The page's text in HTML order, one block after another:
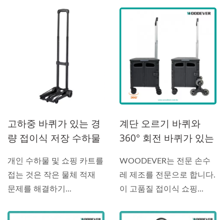
고하중 바퀴가 있는 경
량 접이식 저장 수하물
매상
개인 수하물 및 쇼핑 카트를
접는 것은 작은 물체 적재
문제를 해결하기...
계단 오르기 바퀴와
360° 회전 바퀴가 있는
식 트롤리 저장 상자 휴
대용 쇼핑 카트 OEM
ODM 맞춤 공급업체.
WOODEVER는 전문 손수
레 제조를 전문으로 합니다.
이 고품질 접이식 쇼핑...